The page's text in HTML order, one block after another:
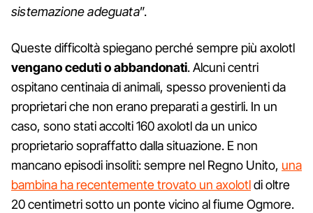
sistemazione adeguata”.
Queste difficoltà spiegano perché sempre più axolotl
vengano ceduti o abbandonati. Alcuni centri
ospitano centinaia di animali, spesso provenienti da
proprietari che non erano preparati a gestirli. In un
caso, sono stati accolti 160 axolotl da un unico
proprietario sopraffatto dalla situazione. E non
mancano episodi insoliti: sempre nel Regno Unito, una
bambina ha recentemente trovato un axolotldi oltre
20 centimetri sotto un ponte vicino al fiume Ogmore.